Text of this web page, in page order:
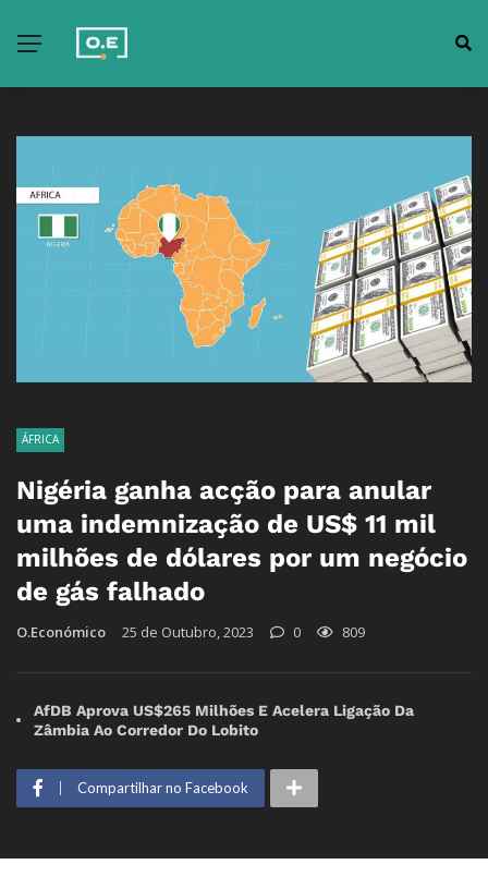
ÁFRICA
Nigéria ganha acção para anular
uma indemnização de US$ 11 mil
milhões de dólares por um negócio
de gás falhado
O.Económico 25 de Outubro, 2023 0 809
AfDB Aprova US$265 Milhões E Acelera Ligação Da
Zâmbia Ao Corredor Do Lobito
Compartilhar no Facebook